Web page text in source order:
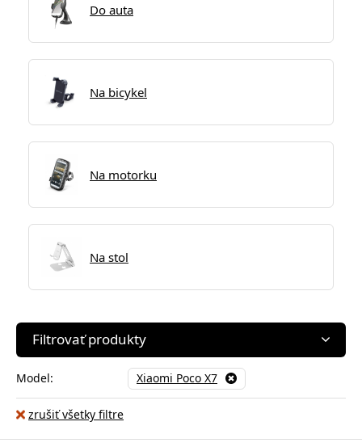
Do auta
Na bicykel
Na motorku
Na stol
Filtrovať produkty
Model: Xiaomi Poco X7
zrušiť všetky filtre